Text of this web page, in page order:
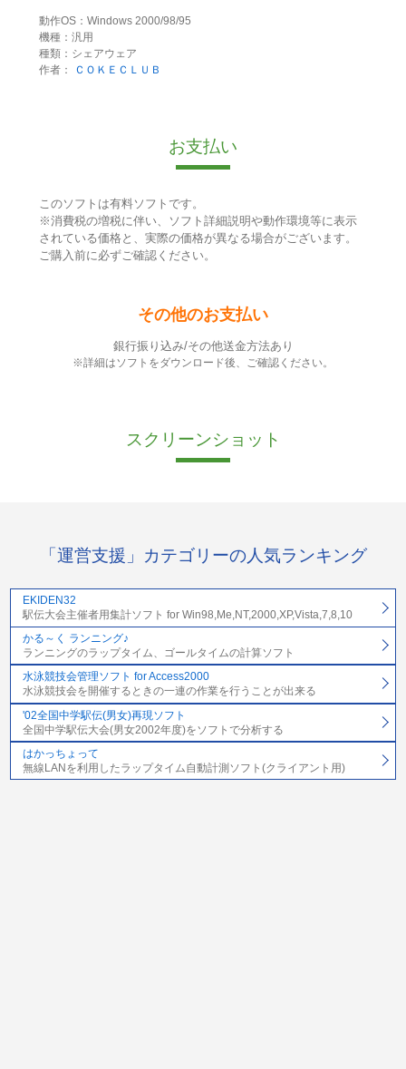
動作OS：Windows 2000/98/95
機種：汎用
種類：シェアウェア
作者：
ＣＯＫＥＣＬＵＢ
お支払い
このソフトは有料ソフトです。
※消費税の増税に伴い、ソフト詳細説明や動作環境等に表示
されている価格と、実際の価格が異なる場合がございます。
ご購入前に必ずご確認ください。
その他のお支払い
銀行振り込み/その他送金方法あり
※詳細はソフトをダウンロード後、ご確認ください。
スクリーンショット
「運営支援」カテゴリーの人気ランキング
EKIDEN32
駅伝大会主催者用集計ソフト for Win98,Me,NT,2000,XP,Vista,7,8,10
かる～く ランニング♪
ランニングのラップタイム、ゴールタイムの計算ソフト
水泳競技会管理ソフト for Access2000
水泳競技会を開催するときの一連の作業を行うことが出来る
'02全国中学駅伝(男女)再現ソフト
全国中学駅伝大会(男女2002年度)をソフトで分析する
はかっちょって
無線LANを利用したラップタイム自動計測ソフト(クライアント用)